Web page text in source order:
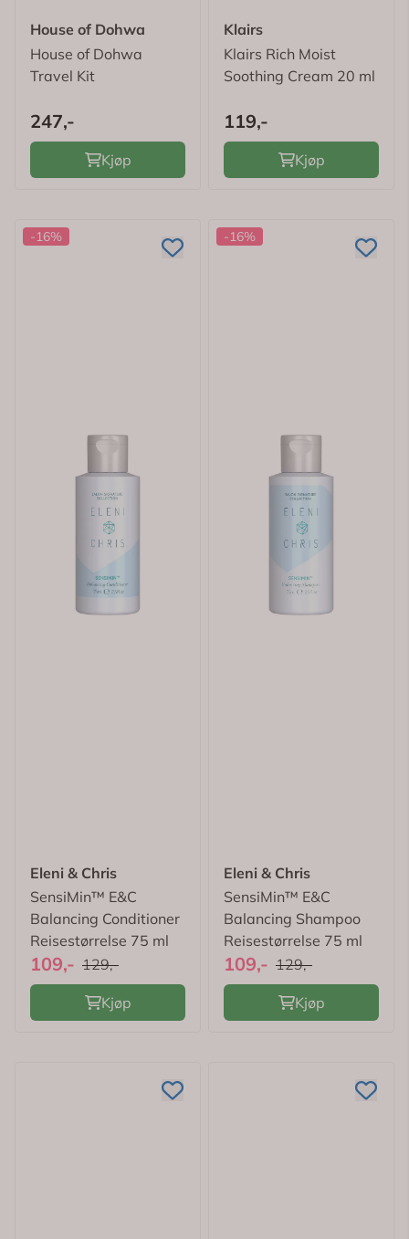
House of Dohwa
House of Dohwa
Travel Kit
247,-
Kjøp
Klairs
Klairs Rich Moist
Soothing Cream 20 ml
119,-
Kjøp
-16%
Eleni & Chris
SensiMin™ E&C
Balancing Conditioner
Reisestørrelse 75 ml
109,- 129,-
Kjøp
-16%
Eleni & Chris
SensiMin™ E&C
Balancing Shampoo
Reisestørrelse 75 ml
109,- 129,-
Kjøp